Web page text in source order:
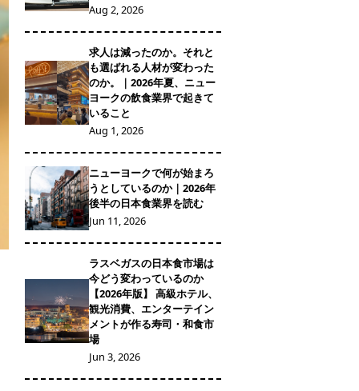
Aug 2, 2026
求人は減ったのか。それと
も選ばれる人材が変わった
のか。｜2026年夏、ニュー
ヨークの飲食業界で起きて
いること
Aug 1, 2026
ニューヨークで何が始まろ
うとしているのか｜2026年
後半の日本食業界を読む
Jun 11, 2026
ラスベガスの日本食市場は
今どう変わっているのか
【2026年版】 高級ホテル、
観光消費、エンターテイン
メントが作る寿司・和食市
場
Jun 3, 2026